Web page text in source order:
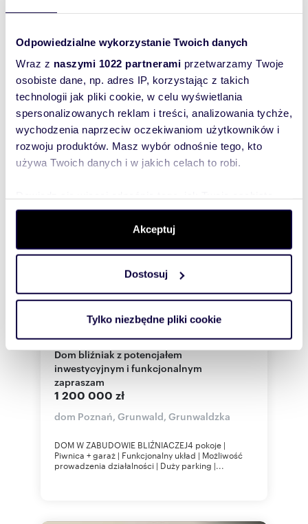
Odpowiedzialne wykorzystanie Twoich danych
Wraz z naszymi 1022 partnerami przetwarzamy Twoje
osobiste dane, np. adres IP, korzystając z takich
technologii jak pliki cookie, w celu wyświetlania
spersonalizowanych reklam i treści, analizowania tychże,
wychodzenia naprzeciw oczekiwaniom użytkowników i
rozwoju produktów. Masz wybór odnośnie tego, kto
używa Twoich danych i w jakich celach to robi.
dane są przetwarzane oraz ustaw własne preferencje w
. W Deklaracji plików cookie możesz
zmienić lub wycofać swoją zgodę w dowolnej chwili.
Wykorzystujemy pliki cookie do spersonalizowania treści
i reklam, aby oferować funkcje społecznościowe i
korzystasz z naszej witryny, udostępniamy partnerom
Partnerzy mogą połączyć te informacje z innymi danymi
otrzymanymi od Ciebie lub uzyskanymi podczas
korzystania z ich usług.
Akceptuj
Dostosuj
Tylko niezbędne pliki cookie
dom Poznań, Smochowice, Pniewska
Na sprzedaż przestronny, wolnostojący dom
położony na działce 639 m² w prestiżowej i s...
WYRÓŻNIONE
Dom bliźniak z potencjałem
inwestycyjnym i funkcjonalnym
zapraszam
1 200 000 zł
dom Poznań, Grunwald, Grunwaldzka
DOM W ZABUDOWIE BLIŹNIACZEJ4 pokoje |
Piwnica + garaż | Funkcjonalny układ | Możliwość
prowadzenia działalności | Duży parking |...